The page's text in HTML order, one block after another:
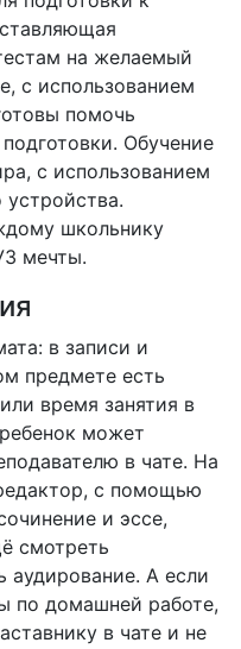
на желаемый
с использованием
помочь
Обучение
с использованием
школьнику
мечты.
в записи и
предмете есть
время занятия в
может
в чате. На
с помощью
и эссе,
смотреть
аудирование. А если
по домашней работе,
в чате и не